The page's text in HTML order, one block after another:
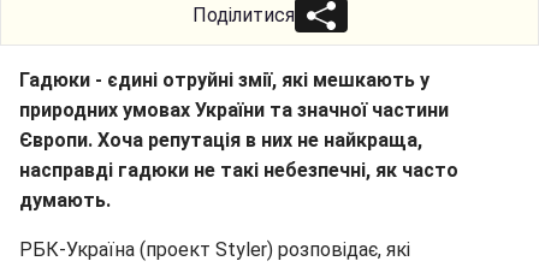
Поділитися
Гадюки - єдині отруйні змії, які мешкають у
природних умовах України та значної частини
Європи. Хоча репутація в них не найкраща,
насправді гадюки не такі небезпечні, як часто
думають.
РБК-Україна (проект Styler) розповідає, які